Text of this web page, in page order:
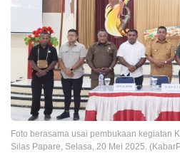
Foto berasama usai pembukaan kegiatan
Silas Papare, Selasa, 20 Mei 2025.